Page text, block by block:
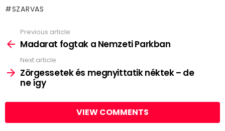
SZARVAS
more
Previous article
Madarat fogtak a Nemzeti Parkban
Next article
Zörgessetek és megnyittatik néktek – de
ne így
VIEW COMMENTS